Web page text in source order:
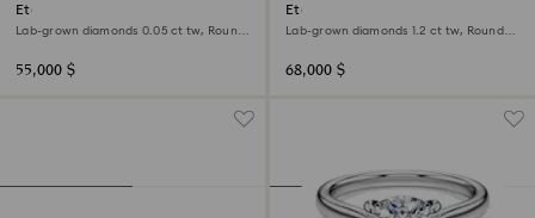
Eternity band ring
Lab-grown diamonds 0.05 ct tw, Round
55,000 $
Eternity solitaire ring
Lab-grown diamonds 1.2 ct tw, Round
68,000 $